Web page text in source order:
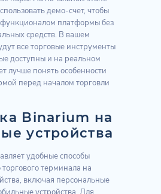
демо-счет, чтобы
функционалом платформы без
средств. В вашем
все торговые инструменты
доступны и на реальном
лучше понять особенности
перед началом торговли
Binarium на
устройства
удобные способы
торгового терминала на
включая персональные